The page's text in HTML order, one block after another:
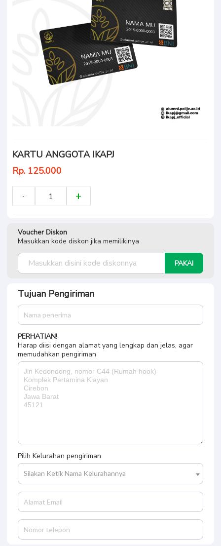
KARTU ANGGOTA IKAPJ
Rp. 125.000
Voucher Diskon
Masukkan kode diskon jika memilikinya
PAKAI
Tujuan Pengiriman
PERHATIAN!
Harap diisi dengan alamat yang lengkap dan jelas, agar
memudahkan pengiriman
Pilih Kelurahan pengiriman
Silakan Ketik Nama Kelurahannya